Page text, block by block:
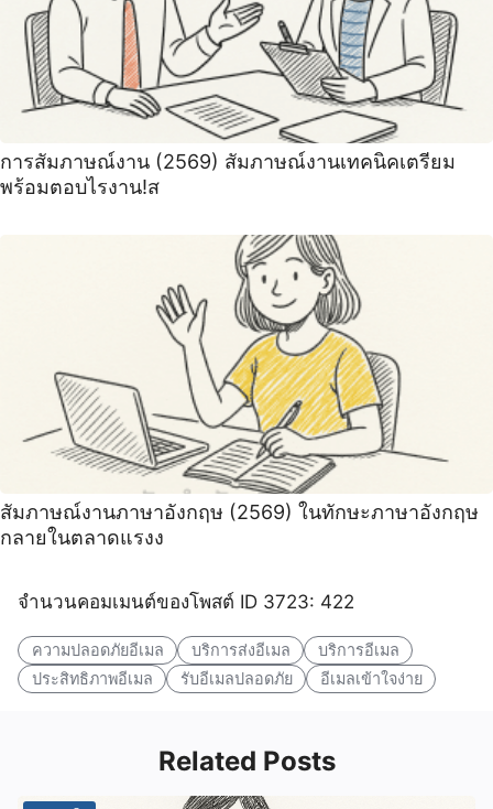
การสัมภาษณ์งาน (2569) สัมภาษณ์งานเทคนิคเตรียม
พร้อมตอบไรงาน!ส
สัมภาษณ์งานภาษาอังกฤษ (2569) ในทักษะภาษาอังกฤษ
กลายในตลาดแรงง
จำนวนคอมเมนต์ของโพสต์ ID 3723: 422
ความปลอดภัยอีเมล บริการส่งอีเมล
บริการอีเมล
ประสิทธิภาพอีเมล
รับอีเมลปลอดภัย อีเมลเข้าใจง่าย
Related Posts